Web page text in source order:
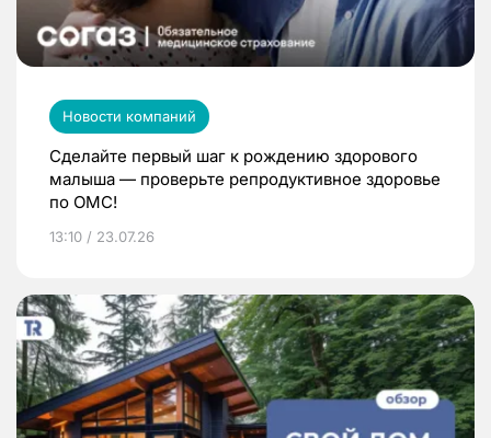
Новости компаний
Сделайте первый шаг к рождению здорового
малыша — проверьте репродуктивное здоровье
по ОМС!
13:10 / 23.07.26